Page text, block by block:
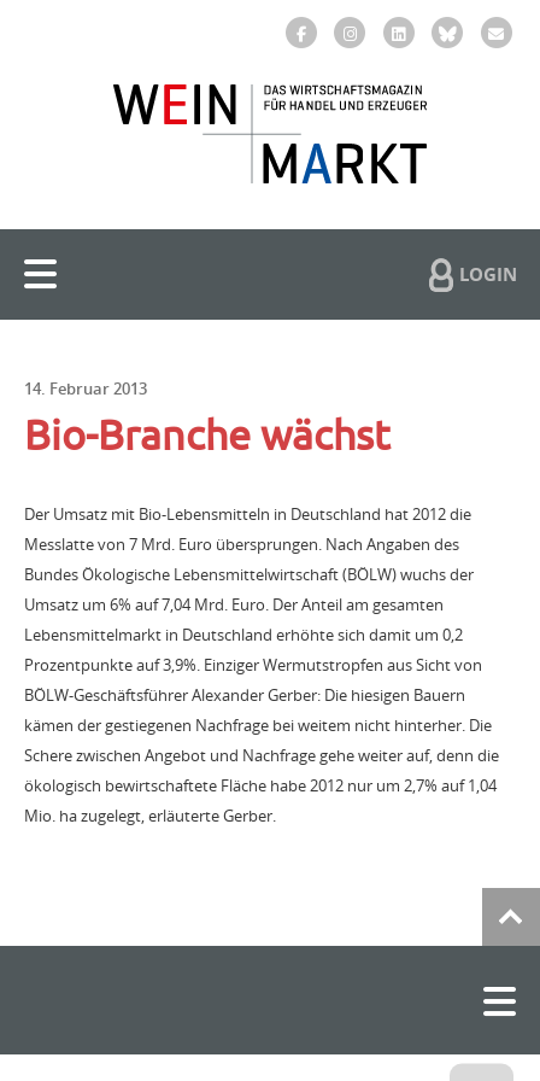
LOGIN
14. Februar 2013
Bio-Branche wächst
Der Umsatz mit Bio-Lebensmitteln in Deutschland hat 2012 die
Messlatte von 7 Mrd. Euro übersprungen. Nach Angaben des
Bundes Ökologische Lebensmittelwirtschaft (BÖLW) wuchs der
Umsatz um 6% auf 7,04 Mrd. Euro. Der Anteil am gesamten
Lebensmittelmarkt in Deutschland erhöhte sich damit um 0,2
Prozentpunkte auf 3,9%. Einziger Wermutstropfen aus Sicht von
BÖLW-Geschäftsführer Alexander Gerber: Die hiesigen Bauern
kämen der gestiegenen Nachfrage bei weitem nicht hinterher. Die
Schere zwischen Angebot und Nachfrage gehe weiter auf, denn die
ökologisch bewirtschaftete Fläche habe 2012 nur um 2,7% auf 1,04
Mio. ha zugelegt, erläuterte Gerber.